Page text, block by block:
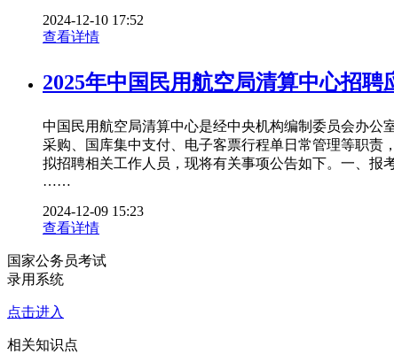
2024-12-10 17:52
查看详情
2025年中国民用航空局清算中心招聘
中国民用航空局清算中心是经中央机构编制委员会办公
采购、国库集中支付、电子客票行程单日常管理等职责
拟招聘相关工作人员，现将有关事项公告如下。一、报
……
2024-12-09 15:23
查看详情
国家公务员考试
录用系统
点击进入
相关知识点